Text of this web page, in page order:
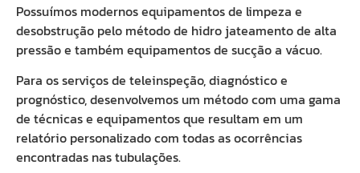
Possuímos modernos equipamentos de limpeza e
desobstrução pelo método de hidro jateamento de alta
pressão e também equipamentos de sucção a vácuo.
Para os serviços de teleinspeção, diagnóstico e
prognóstico, desenvolvemos um método com uma gama
de técnicas e equipamentos que resultam em um
relatório personalizado com todas as ocorrências
encontradas nas tubulações.